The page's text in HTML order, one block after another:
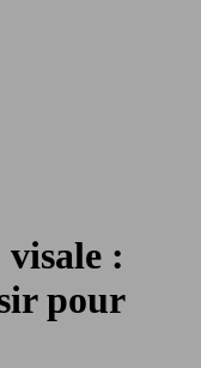
:
pour